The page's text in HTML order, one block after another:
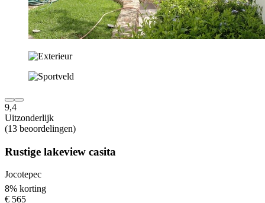
9,4
Uitzonderlijk
(13 beoordelingen)
Rustige lakeview casita
Jocotepec
8% korting
€ 565